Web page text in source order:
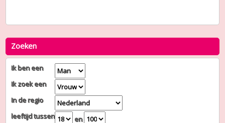
Zoeken
Ik ben een
Ik zoek een
In de regio
leeftijd tussen
en